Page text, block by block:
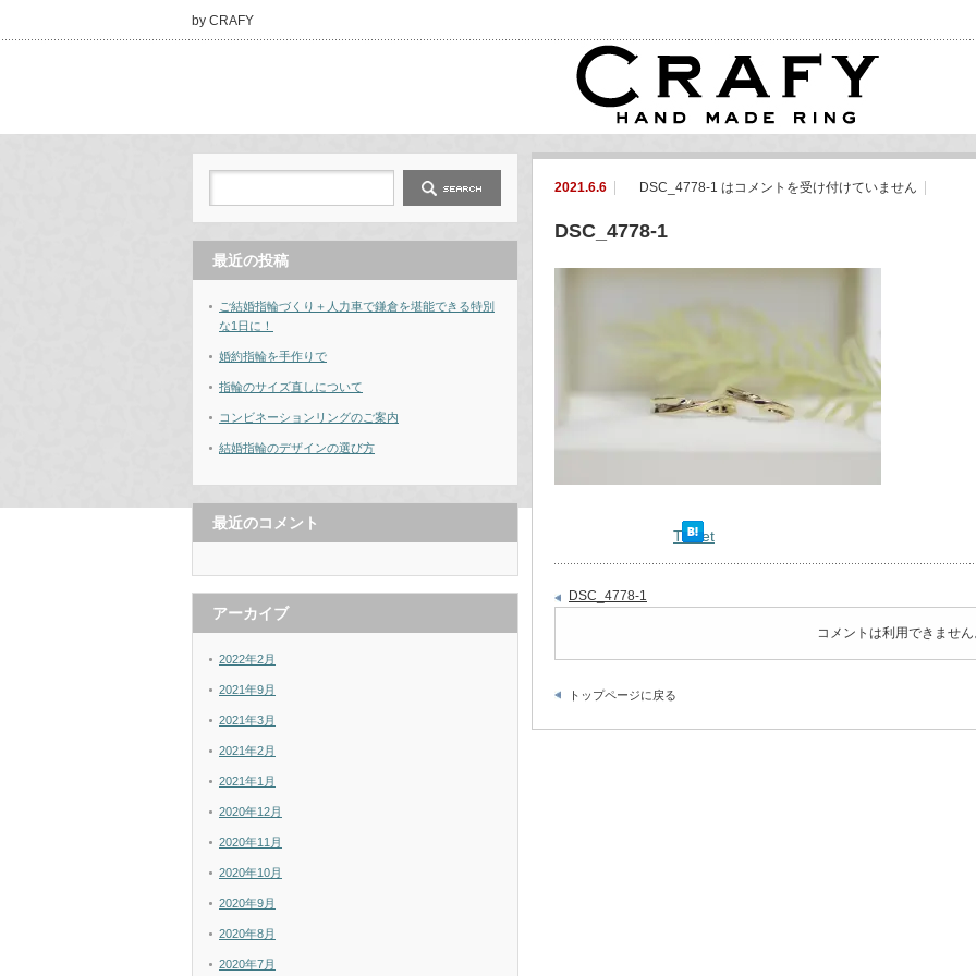
by CRAFY
2021.6.6 DSC_4778-1 はコメントを受け付けていません
DSC_4778-1
Tweet
DSC_4778-1
コメントは利用できませ
トップページに戻る
最近の投稿
ご結婚指輪づくり＋人力車で鎌倉を堪能できる特別
な1日に！
婚約指輪を手作りで
指輪のサイズ直しについて
コンビネーションリングのご案内
結婚指輪のデザインの選び方
最近のコメント
アーカイブ
2022年2月
2021年9月
2021年3月
2021年2月
2021年1月
2020年12月
2020年11月
2020年10月
2020年9月
2020年8月
2020年7月